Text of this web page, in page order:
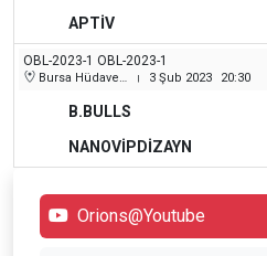
APTİV
OBL-2023-1 OBL-2023-1
Bursa Hüdavendigar (Dikkaldırım) Kapalı Spor Salonu | 3 Şub 2023 20:30
B.BULLS
NANOVİPDİZAYN
Orions@Youtube